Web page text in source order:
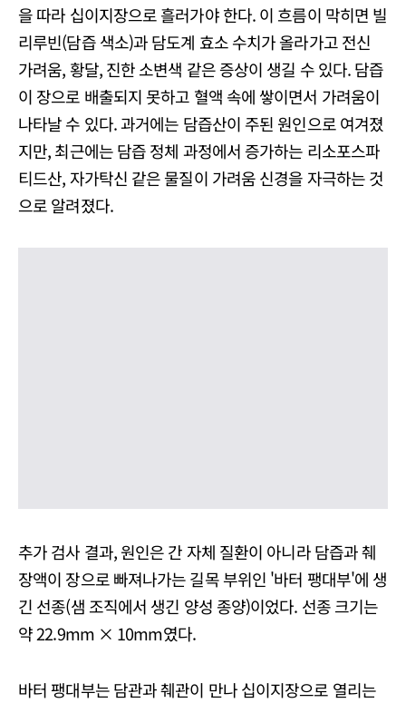
을 따라 십이지장으로 흘러가야 한다. 이 흐름이 막히면 빌
리루빈(담즙 색소)과 담도계 효소 수치가 올라가고 전신
가려움, 황달, 진한 소변색 같은 증상이 생길 수 있다. 담즙
이 장으로 배출되지 못하고 혈액 속에 쌓이면서 가려움이
나타날 수 있다. 과거에는 담즙산이 주된 원인으로 여겨졌
지만, 최근에는 담즙 정체 과정에서 증가하는 리소포스파
티드산, 자가탁신 같은 물질이 가려움 신경을 자극하는 것
으로 알려졌다.
추가 검사 결과, 원인은 간 자체 질환이 아니라 담즙과 췌
장액이 장으로 빠져나가는 길목 부위인 '바터 팽대부'에 생
긴 선종(샘 조직에서 생긴 양성 종양)이었다. 선종 크기는
약 22.9mm × 10mm였다.
바터 팽대부는 담관과 췌관이 만나 십이지장으로 열리는